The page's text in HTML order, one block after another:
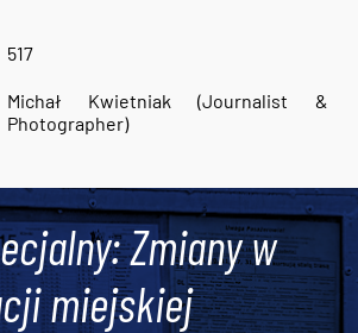
517
Michał Kwietniak (Journalist &
Photographer)
Zmiany w
miejskiej